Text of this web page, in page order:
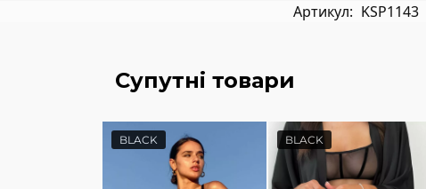
Артикул: KSP1143
Супутні товари
BLACK BLACK